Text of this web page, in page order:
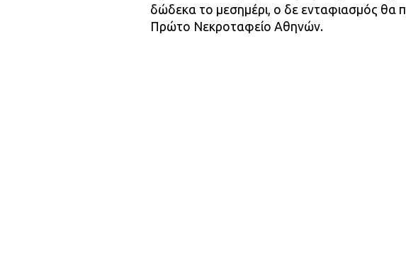
δώδεκα το μεσημέρι, ο δε ενταφιασμός θα
Πρώτο Νεκροταφείο Αθηνών.